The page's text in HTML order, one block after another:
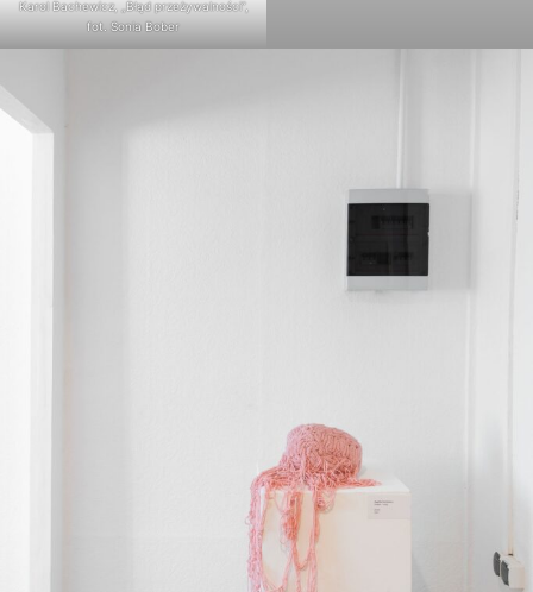
Karol Bachewicz, „Błąd przeżywalności”,
fot. Sonia Bober